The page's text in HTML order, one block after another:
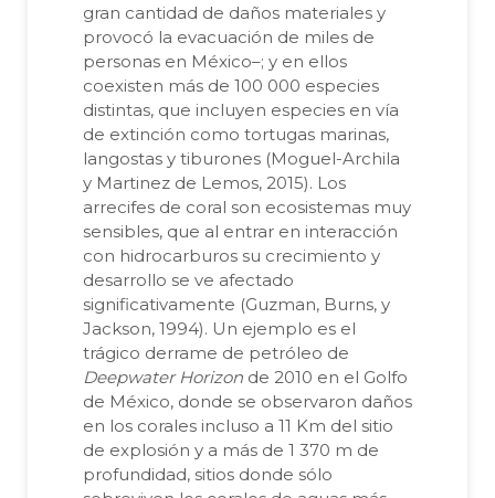
gran cantidad de daños materiales y
provocó la evacuación de miles de
personas en México–; y en ellos
coexisten más de 100 000 especies
distintas, que incluyen especies en vía
de extinción como tortugas marinas,
langostas y tiburones (Moguel-Archila
y Martinez de Lemos, 2015). Los
arrecifes de coral son ecosistemas muy
sensibles, que al entrar en interacción
con hidrocarburos su crecimiento y
desarrollo se ve afectado
significativamente (Guzman, Burns, y
Jackson, 1994). Un ejemplo es el
trágico derrame de petróleo de
Deepwater Horizon de 2010 en el Golfo
de México, donde se observaron daños
en los corales incluso a 11 Km del sitio
de explosión y a más de 1 370 m de
profundidad, sitios donde sólo